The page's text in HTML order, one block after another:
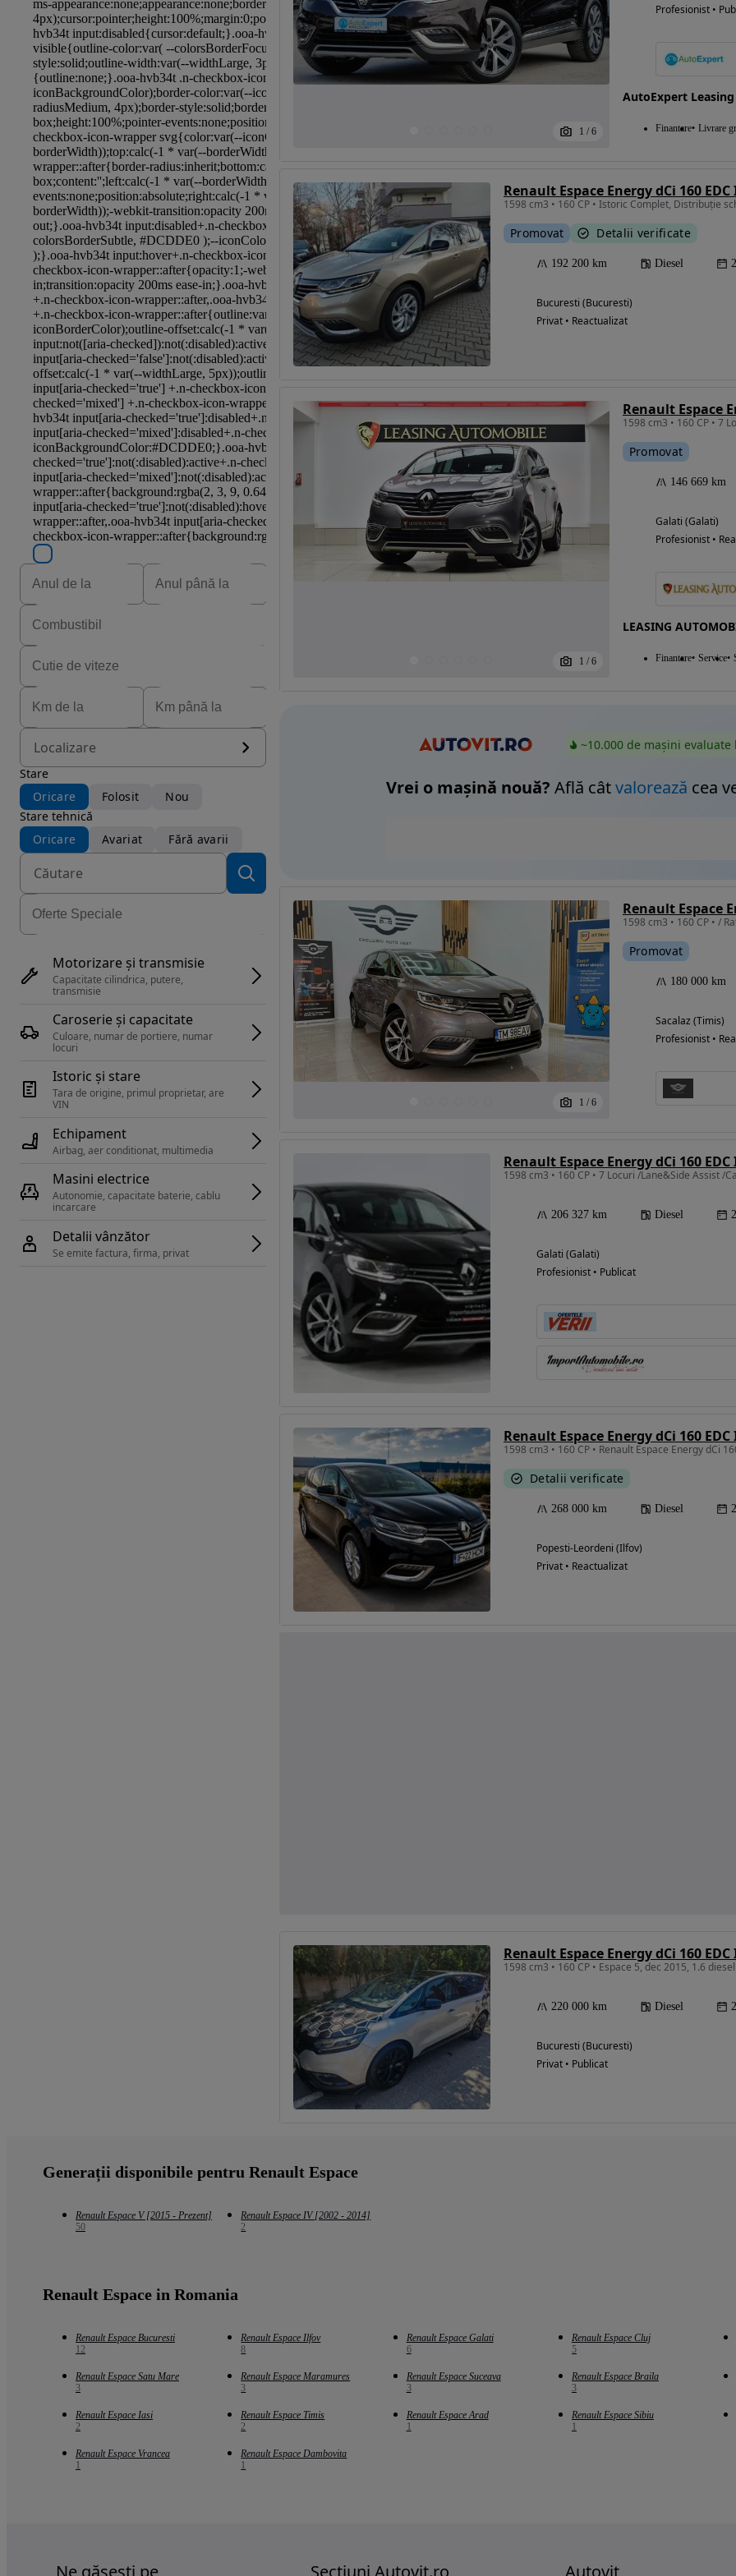
Eligibil pentru
finantare
Localizare
Stare
Oricare
Folosit
Nou
Stare tehnică
Oricare
Avariat Fără avarii
Motorizare și transmisie
Capacitate cilindrica, putere,
transmisie
Caroserie și capacitate
Culoare, numar de portiere, numar
locuri
Istoric și stare
Tara de origine, primul proprietar, are
Echipament
Airbag, aer conditionat, multimedia
Masini electrice
Autonomie, capacitate baterie, cablu
Detalii vânzător
Se emite factura, firma, privat
1 / 6
Profesionist •
AutoExpert Leasing
Finantare Livrare
Renault Espace Energy dCi 160
Promovat Detalii verificate
192 200 km Diesel
Bucuresti (Bucuresti)
Privat • Reactualizat
1 / 6
Renault Espace
Promovat
146 669 km
Galati (Galati)
Profesionist •
LEASING
Finantare Service
~10.000 de mașini evaluate
Vrei o mașină nouă? Află câtvalorează cea
1 / 6
Renault Espace
1598 cm3 • 160 CP • /
Promovat
180 000 km
Sacalaz (Timis)
Profesionist •
Renault Espace Energy dCi 160
1598 cm3 • 160 CP • 7 Locuri /Lane&Side Assist /
206 327 km Diesel
Galati (Galati)
Profesionist • Publicat
Renault Espace Energy dCi 160
Detalii verificate
268 000 km Diesel
Popesti-Leordeni (Ilfov)
Privat • Reactualizat
Renault Espace Energy dCi 160
220 000 km Diesel
Bucuresti (Bucuresti)
Privat • Publicat
Generații disponibile pentru Renault Espace
Renault Espace V [2015 - Prezent]
50
Renault Espace IV [2002 - 2014]
2
Renault Espace in Romania
Renault Espace Bucuresti
12
Renault Espace Ilfov
8
Renault Espace Galati
6
Renault Espace Cluj
5
Renault Espace Satu Mare
3
Renault Espace Maramures
3
Renault Espace Suceava
3
Renault Espace Braila
3
Renault Espace Iasi
2
Renault Espace Timis
2
Renault Espace Arad
1
Renault Espace Sibiu
1
Renault Espace Vrancea
1
Renault Espace Dambovita
1